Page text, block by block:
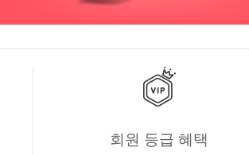
회원 등급 혜택